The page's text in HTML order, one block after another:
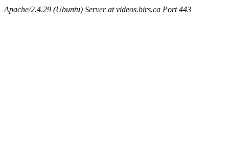
Apache/2.4.29 (Ubuntu) Server at videos.birs.ca Port 443